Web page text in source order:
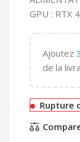
GPU : RTX
Ajoutez
de la
Rupture